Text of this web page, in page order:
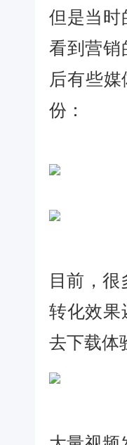
但是当时
看到营销
后有些
份：
目前，
转化效果
去下载体